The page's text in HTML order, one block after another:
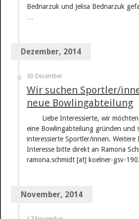
Bednarzuk und Jelisa Bednarzuk
Dezember, 2014
30 Dezember
Wir suchen Sportler/
neue Bowlingabteilung
Liebe Interessierte, wir
eine Bowlingabteilung gründen und
interessierte Sportler/innen. Weitere
Interesse bitte direkt an Ramona
ramona.schmidt [at] koelner-gsv-
November, 2014